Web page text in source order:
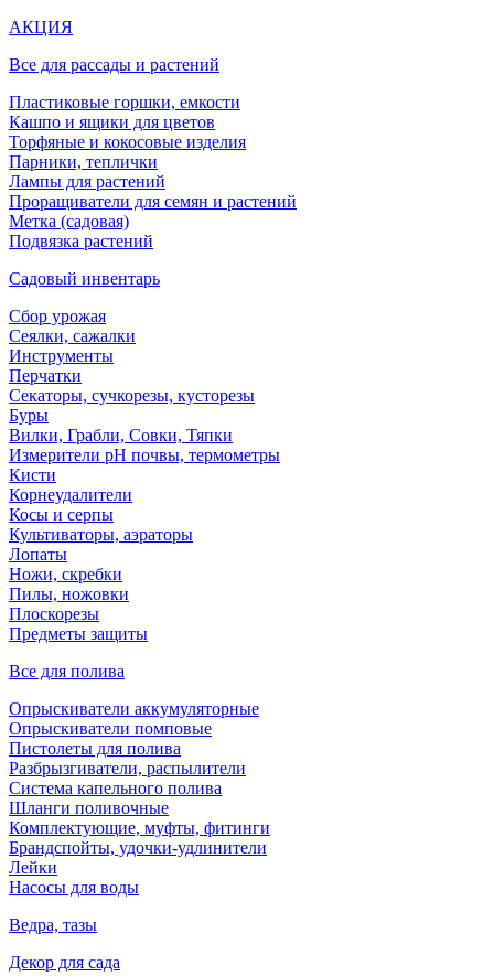
АКЦИЯ
Все для рассады и растений
Пластиковые горшки, емкости
Кашпо и ящики для цветов
Торфяные и кокосовые изделия
Парники, теплички
Лампы для растений
Проращиватели для семян и растений
Метка (садовая)
Подвязка растений
Садовый инвентарь
Сбор урожая
Сеялки, сажалки
Инструменты
Перчатки
Секаторы, сучкорезы, кусторезы
Буры
Вилки, Грабли, Совки, Тяпки
Измерители pH почвы, термометры
Кисти
Корнеудалители
Косы и серпы
Культиваторы, аэраторы
Лопаты
Ножи, скребки
Пилы, ножовки
Плоскорезы
Предметы защиты
Все для полива
Опрыскиватели аккумуляторные
Опрыскиватели помповые
Пистолеты для полива
Разбрызгиватели, распылители
Система капельного полива
Шланги поливочные
Комплектующие, муфты, фитинги
Брандспойты, удочки-удлинители
Лейки
Насосы для воды
Ведра, тазы
Декор для сада